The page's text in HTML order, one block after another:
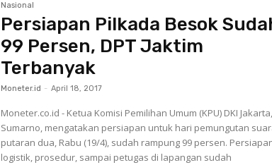
Nasional
Persiapan Pilkada Besok
99 Persen, DPT Jaktim
Terbanyak
Moneter.id - April 18, 2017
Moneter.co.id - Ketua Komisi Pemilihan Umum (KPU) DKI Jakarta,
Sumarno, mengatakan persiapan untuk hari pemungutan
putaran dua, Rabu (19/4), sudah rampung 99 persen.
logistik, prosedur, sampai petugas di lapangan sudah